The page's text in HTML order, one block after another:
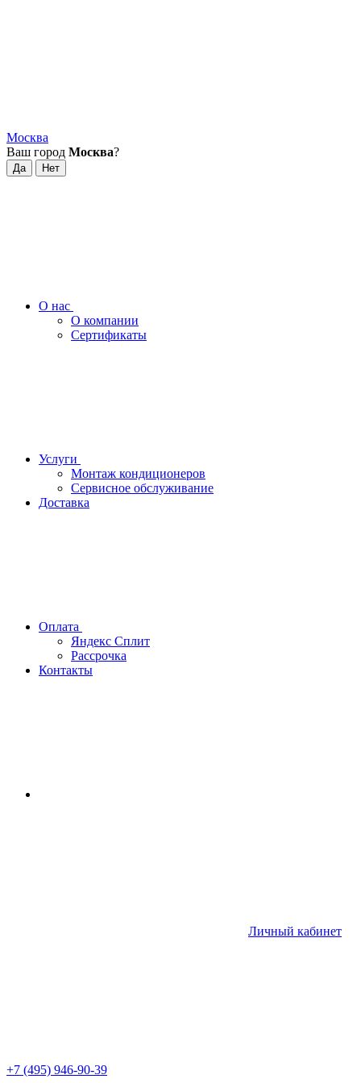
Москва
Ваш город Москва?
О нас
О компании
Сертификаты
Услуги
Монтаж кондиционеров
Сервисное обслуживание
Доставка
Оплата
Яндекс Сплит
Рассрочка
Контакты
Личный кабинет
+7 (495) 946-90-39